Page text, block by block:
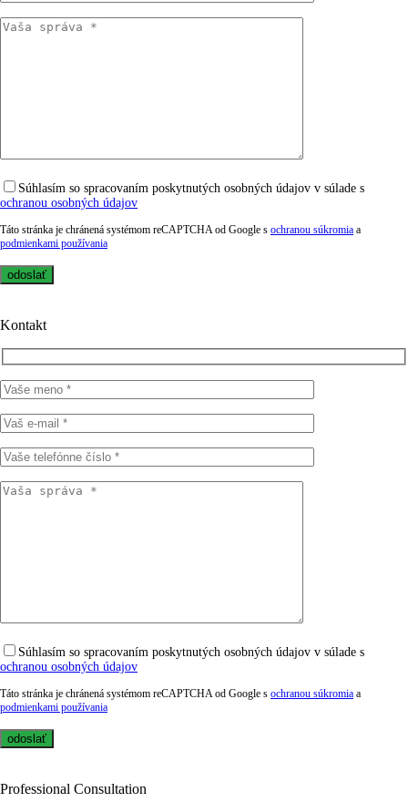
Súhlasím so spracovaním poskytnutých osobných údajov v súlade s
ochranou osobných údajov
Táto stránka je chránená systémom reCAPTCHA od Google s ochranou súkromia a
podmienkami používania
Kontakt
Súhlasím so spracovaním poskytnutých osobných údajov v súlade s
ochranou osobných údajov
Táto stránka je chránená systémom reCAPTCHA od Google s ochranou súkromia a
podmienkami používania
Professional Consultation